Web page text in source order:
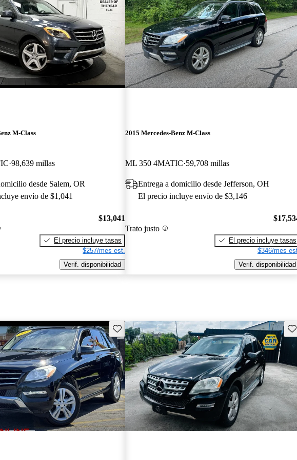
M-Class
98,639 millas
desde Salem, OR
envío de $1,041
$13,041
El precio incluye tasas
$257/mes est.
Verif. disponibilidad
2015 Mercedes-Benz M-Class
ML 350 4MATIC 59,708 millas
Entrega a domicilio desde Jefferson, OH
El precio incluye envío de $3,146
Trato justo
El precio incluye tasas
$346/mes
Verif. disponibilidad
Guarda este Aviso